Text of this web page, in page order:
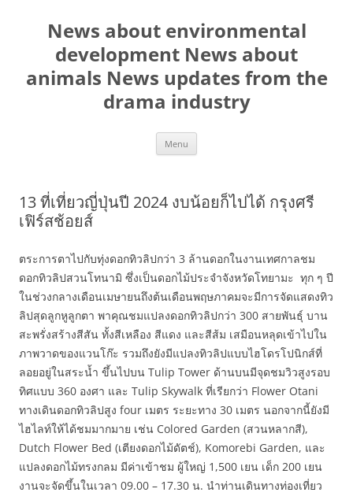
contentNews about environmental
development News about
animals News updates from the
drama industry
Menu
13 ที่เที่ยวญี่ปุ่นปี 2024 งบน้อยก็ไปได้ กรุงศรี
เฟิร์สช้อยส์
ตระการตาไปกับทุ่งดอกทิวลิปกว่า 3 ล้านดอกในงานเทศกาลชม
ดอกทิวลิปสวนโทนามิ ซึ่งเป็นดอกไม้ประจำจังหวัดโทยามะ ทุก ๆ ปี
ในช่วงกลางเดือนเมษายนถึงต้นเดือนพฤษภาคมจะมีการจัดแสดงทิว
ลิปสุดลูกหูลูกตา พาคุณชมแปลงดอกทิวลิปกว่า 300 สายพันธุ์ บาน
สะพรั่งสร้างสีสัน ทั้งสีเหลือง สีแดง และสีส้ม เสมือนหลุดเข้าไปใน
ภาพวาดของแวนโก๊ะ รวมถึงยังมีแปลงทิวลิปแบบไฮโดรโปนิกส์ที่
ลอยอยู่ในสระน้ำ ขึ้นไปบน Tulip Tower ด้านบนมีจุดชมวิวสูงรอบ
ทิศแบบ 360 องศา และ Tulip Skywalk ที่เรียกว่า Flower Otani
ทางเดินดอกทิวลิปสูง four เมตร ระยะทาง 30 เมตร นอกจากนี้ยังมี
ไฮไลท์ให้ได้ชมมากมาย เช่น Colored Garden (สวนหลากสี),
Dutch Flower Bed (เตียงดอกไม้ดัตช์), Komorebi Garden, และ
แปลงดอกไม้ทรงกลม มีค่าเข้าชม ผู้ใหญ่ 1,500 เยน เด็ก 200 เยน
งานจะจัดขึ้นในเวลา 09.00 – 17.30 น. นำท่านเดินทางท่องเที่ยว